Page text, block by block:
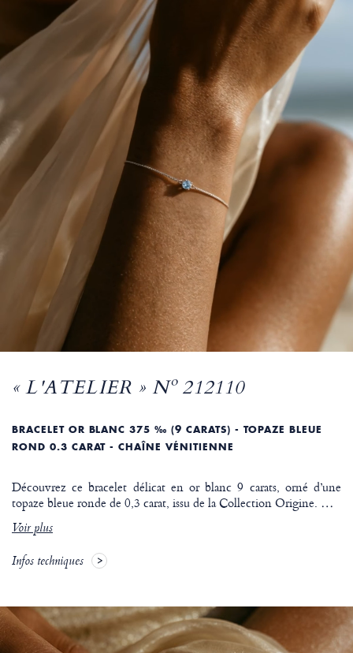
« L'ATELIER » Nº 212110
BRACELET OR BLANC 375 ‰ (9 CARATS) - TOPAZE BLEUE
ROND 0.3 CARAT - CHAÎNE VÉNITIENNE
Découvrez ce bracelet délicat en or blanc 9 carats, orné d’une
topaze bleue ronde de 0,3 carat, issu de la Collection Origine. …
Voir plus
Infos techniques